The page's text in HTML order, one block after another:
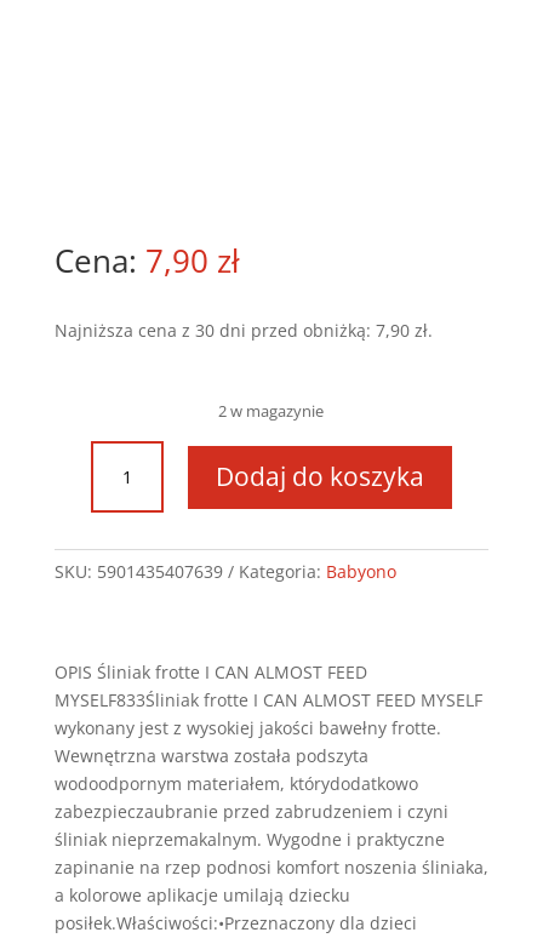
7,90 zł
Najniższa cena z 30 dni przed obniżką: 7,90 zł.
2 w magazynie
ilość
833
Śliniak
JEM
Dodaj do koszyka
SKU: 5901435407639 Kategoria: Babyono
OPIS Śliniak frotte I CAN ALMOST FEED
MYSELF833Śliniak frotte I CAN ALMOST FEED MYSELF
wykonany jest z wysokiej jakości bawełny frotte.
Wewnętrzna warstwa została podszyta
wodoodpornym materiałem, którydodatkowo
zabezpieczaubranie przed zabrudzeniem i czyni
śliniak nieprzemakalnym. Wygodne i praktyczne
zapinanie na rzep podnosi komfort noszenia śliniaka,
a kolorowe aplikacje umilają dziecku
posiłek.Właściwości:•Przeznaczony dla dzieci